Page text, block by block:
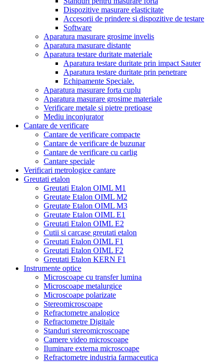
Dispozitive masurare elasticitate
Accesorii de prindere si dispozitive de testare
Software
Aparatura masurare grosime invelis
Aparatura masurare distante
Aparatura testare duritate materiale
Aparatura testare duritate prin impact Sauter
Aparatura testare duritate prin penetrare
Echipamente Speciale.
Aparatura masurare forta cuplu
Aparatura masurare grosime materiale
Verificare metale si pietre pretioase
Mediu inconjurator
Cantare de verificare
Cantare de verificare compacte
Cantare de verificare de buzunar
Cantare de verificare cu carlig
Cantare speciale
Verificari metrologice cantare
Greutati etalon
Greutati Etalon OIML M1
Greutate Etalon OIML M2
Greutate Etalon OIML M3
Greutate Etalon OIML E1
Greutati Etalon OIML E2
Cutii si carcase greutati etalon
Greutati Etalon OIML F1
Greutati Etalon OIML F2
Greutati Etalon KERN F1
Instrumente optice
Microscoape cu transfer lumina
Microscoape metalurgice
Microscoape polarizate
Stereomicroscoape
Refractometre analogice
Refractometre Digitale
Standuri stereomicroscoape
Camere video microscoape
Iluminare externa microscoape
Refractometre industria farmaceutica